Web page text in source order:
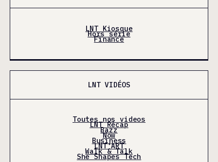
LNT Kiosque
Hors série
Finance
LNT VIDÉOS
Toutes nos videos
LNT Récap
Bazz
Now
Business
LNT'ART
Walk & Talk
She Shapes Tech